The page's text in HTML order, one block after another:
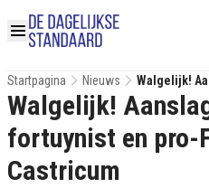
Startpagina Nieuws
Walgelijk!
Pro-FVD-
Walgelijk!
fortuynist en pro-
Castricum